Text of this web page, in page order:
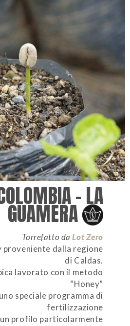
– LA
GUAMERA
Torrefatto daLot Zero
proveniente dalla regione
di Caldas.
lavorato con il metodo
“Honey”
speciale programma di
fertilizzazione
profilo particolarmente